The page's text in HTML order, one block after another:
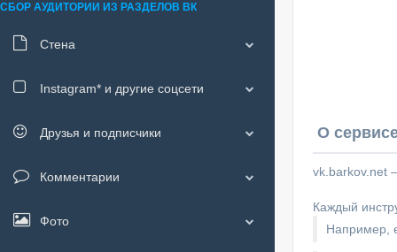
О
vk.barkov.net
Каждый
Например,
СБОР АУДИТОРИИ ИЗ РАЗДЕЛОВ ВК
Стена
Instagram* и другие соцсети
Друзья и подписчики
Комментарии
Фото